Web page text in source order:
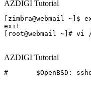
AZDIGI Tutorial
[zimbra@webmail ~]$
exit
[root@webmail ~]#
AZDIGI Tutorial
#       $OpenBSD: